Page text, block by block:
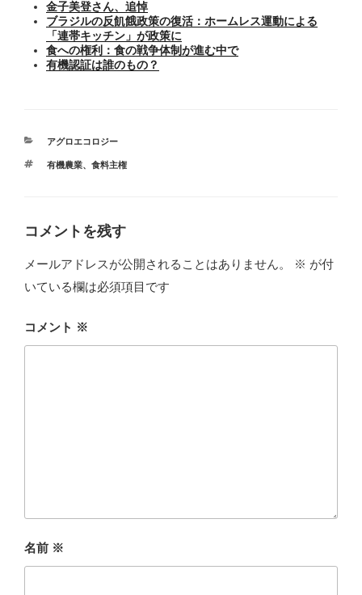
金子美登さん、追悼
ブラジルの反飢餓政策の復活：ホームレス運動による
「連帯キッチン」が政策に
食への権利：食の戦争体制が進む中で
有機認証は誰のもの？
カ
ゴ
アグロエコロジー
タ
有機農業、 食料主権
コメントを残す
メールアドレスが公開されることはありません。 ※ が付
いている欄は必須項目です
コメント ※
名前 ※